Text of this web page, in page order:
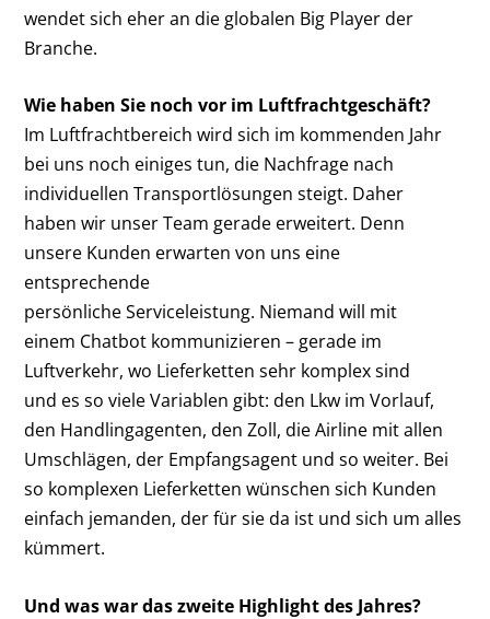
wendet sich eher an die globalen Big Player der
Branche.
Wie haben Sie noch vor im Luftfrachtgeschäft?
Im Luftfrachtbereich wird sich im kommenden Jahr
bei uns noch einiges tun, die Nachfrage nach
individuellen Transportlösungen steigt. Daher
haben wir unser Team gerade erweitert. Denn
unsere Kunden erwarten von uns eine
entsprechende
persönliche Serviceleistung. Niemand will mit
einem Chatbot kommunizieren – gerade im
Luftverkehr, wo Lieferketten sehr komplex sind
und es so viele Variablen gibt: den Lkw im Vorlauf,
den Handlingagenten, den Zoll, die Airline mit allen
Umschlägen, der Empfangsagent und so weiter. Bei
so komplexen Lieferketten wünschen sich Kunden
einfach jemanden, der für sie da ist und sich um alles
kümmert.
Und was war das zweite Highlight des Jahres?